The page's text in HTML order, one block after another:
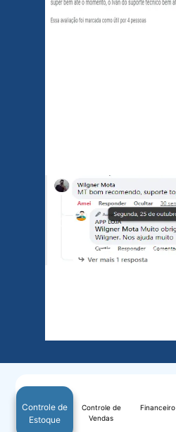
Previous
Controle de
Estoque
Controle de
Vendas
Financeiro